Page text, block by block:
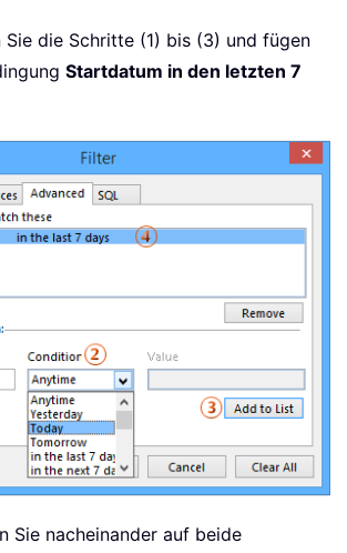
Sie die Schritte (1) bis (3) und fügen
Startdatum in den letzten 7
Sie nacheinander auf beide